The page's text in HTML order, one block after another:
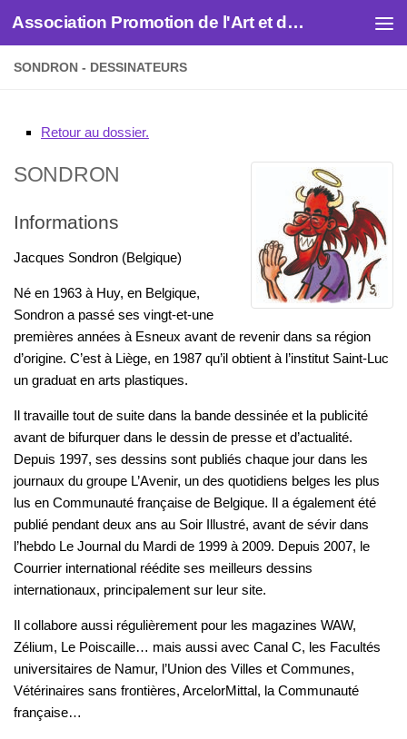
Skip to content Association Promotion de l'Art et des Artistes
SONDRON - DESSINATEURS
Retour au dossier.
SONDRON
Informations
Jacques Sondron (Belgique)
Né en 1963 à Huy, en Belgique,
Sondron a passé ses vingt-et-une
premières années à Esneux avant de revenir dans sa région
d’origine. C’est à Liège, en 1987 qu’il obtient à l’institut Saint-Luc
un graduat en arts plastiques.
Il travaille tout de suite dans la bande dessinée et la publicité
avant de bifurquer dans le dessin de presse et d’actualité.
Depuis 1997, ses dessins sont publiés chaque jour dans les
journaux du groupe L’Avenir, un des quotidiens belges les plus
lus en Communauté française de Belgique. Il a également été
publié pendant deux ans au Soir Illustré, avant de sévir dans
l’hebdo Le Journal du Mardi de 1999 à 2009. Depuis 2007, le
Courrier international réédite ses meilleurs dessins
internationaux, principalement sur leur site.
Il collabore aussi régulièrement pour les magazines WAW,
Zélium, Le Poiscaille… mais aussi avec Canal C, les Facultés
universitaires de Namur, l’Union des Villes et Communes,
Vétérinaires sans frontières, ArcelorMittal, la Communauté
française…